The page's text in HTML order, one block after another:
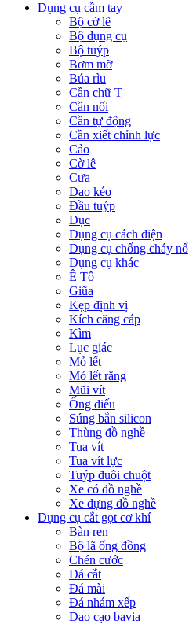
Dụng cụ cầm tay
Bộ cờ lê
Bộ dụng cụ
Bộ tuýp
Bơm mỡ
Búa rìu
Cần chữ T
Cần nối
Cần tự động
Cần xiết chỉnh lực
Cảo
Cờ lê
Cưa
Dao kéo
Đầu tuýp
Đục
Dụng cụ cách điện
Dụng cụ chống cháy nổ
Dụng cụ khác
Ê Tô
Giũa
Kẹp định vị
Kích căng cáp
Kìm
Lục giác
Mỏ lết
Mỏ lết răng
Mũi vít
Ống điếu
Súng bắn silicon
Thùng đồ nghề
Tua vít
Tua vít lực
Tuýp đuôi chuột
Xe có đồ nghề
Xe đựng đồ nghề
Dụng cụ cắt gọt cơ khí
Bàn ren
Bộ lã ống đồng
Chén cước
Đá cắt
Đá mài
Đá nhám xếp
Dao cạo bavia